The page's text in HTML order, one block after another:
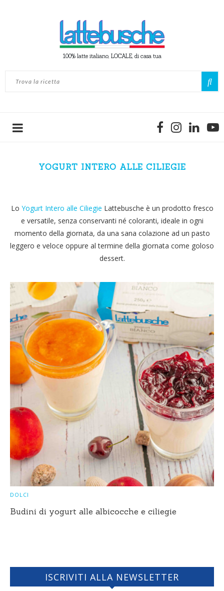
100% latte italiano, LOCALE, di casa tua
YOGURT INTERO ALLE CILIEGIE
Lo Yogurt Intero alle Ciliegie Lattebusche è un prodotto fresco
e versatile, senza conservanti né coloranti, ideale in ogni
momento della giornata, da una sana colazione ad un pasto
leggero e veloce oppure al termine della giornata come goloso
dessert.
DOLCI
Budini di yogurt alle albicocche e ciliegie
ISCRIVITI ALLA NEWSLETTER